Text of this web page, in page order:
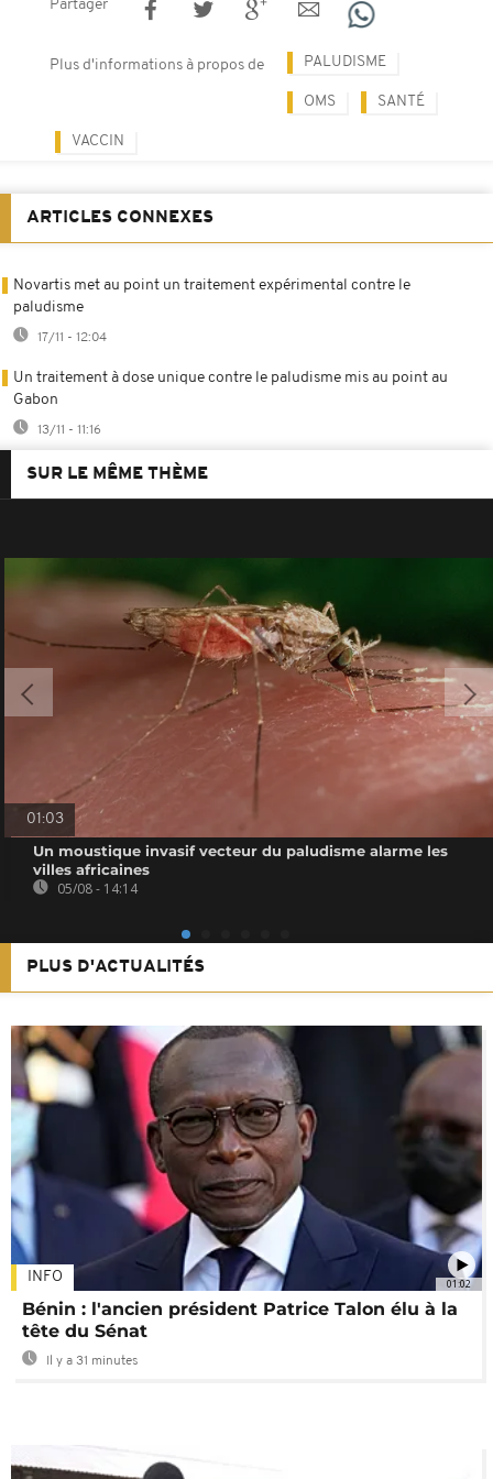
Partager
Plus d'informations à propos de PALUDISME
OMS SANTÉ
VACCIN
ARTICLES CONNEXES
Novartis met au point un traitement expérimental contre le
paludisme
17/11 - 12:04
Un traitement à dose unique contre le paludisme mis au point au
Gabon
13/11 - 11:16
SUR LE MÊME THÈME
01:03
Un moustique invasif vecteur du paludisme alarme les
villes africaines
05/08 - 14:14
PLUS D'ACTUALITÉS
01:02
INFO
Bénin : l'ancien président Patrice Talon élu à la
tête du Sénat
Il y a 31 minutes